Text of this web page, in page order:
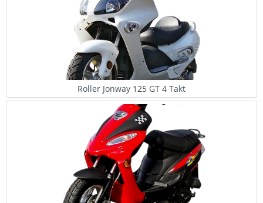
Roller Jonway 125 GT 4 Takt